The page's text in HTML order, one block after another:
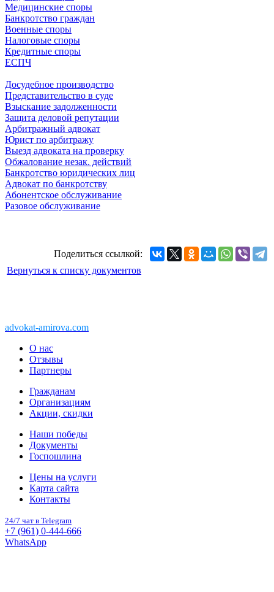
Медицинские споры
Банкротство граждан
Военные споры
Налоговые споры
Кредитные споры
ЕСПЧ
Досудебное производство
Представительство в суде
Взыскание задолженности
Защита деловой репутации
Арбитражный адвокат
Юрист по арбитражу
Выезд адвоката на проверку
Обжалование незак. действий
Банкротство юридических лиц
Адвокат по банкротству
Абонентское обслуживание
Разовое обслуживание
Поделиться ссылкой:
Вернуться к списку документов
advokat-amirova.com
О нас
Отзывы
Партнеры
Гражданам
Организациям
Акции, скидки
Наши победы
Документы
Госпошлина
Цены на услуги
Карта сайта
Контакты
24/7 чат в Telegram
+7 (961) 0-444-666
WhatsApp